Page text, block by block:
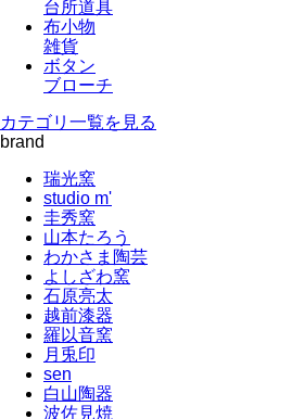
台所道具
布小物
雑貨
ボタン
ブローチ
カテゴリ一覧を見る
brand
瑞光窯
studio m'
圭秀窯
山本たろう
わかさま陶芸
よしざわ窯
石原亮太
越前漆器
羅以音窯
月兎印
sen
白山陶器
波佐見焼